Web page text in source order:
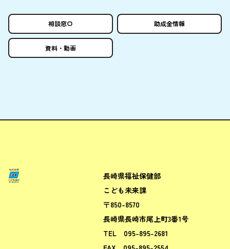
相談窓口 助成金情報
資料 ・ 動画
ながさきこども場所ポータルサ
長崎県福祉保健部
こども未来課
〒850-8570
長崎県長崎市尾上町3番1号
TEL 095-895-2681